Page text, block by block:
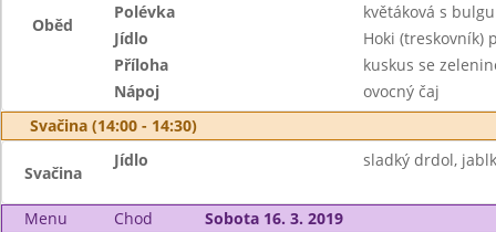
Oběd
Polévka
květáková s
Jídlo
Hoki (treskovník)
Příloha
kuskus se
Nápoj
ovocný čaj
Svačina (14:00 - 14:30)
Svačina
Jídlo sladký drdol,
Menu Chod
Sobota 16. 3. 2019